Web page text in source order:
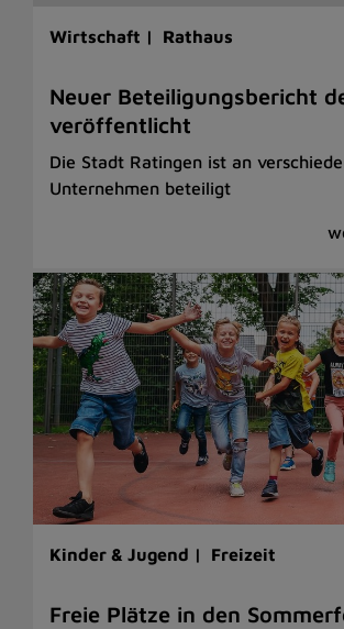
Wirtschaft | Rathaus
Neuer Beteiligungsbericht
veröffentlicht
Die Stadt Ratingen ist an
Unternehmen beteiligt
Kinder & Jugend | Freizeit
Freie Plätze in den